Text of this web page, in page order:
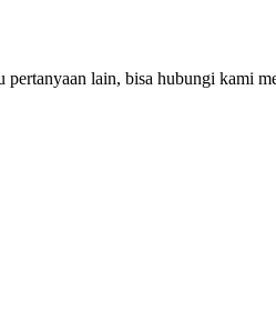
lain, bisa hubungi kami